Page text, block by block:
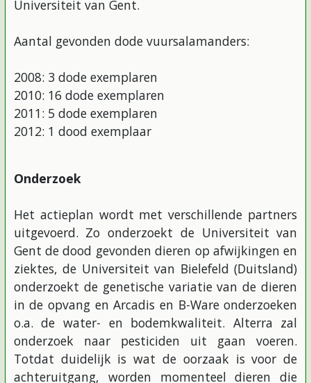
Universiteit van Gent.
Aantal gevonden dode vuursalamanders:
2008: 3 dode exemplaren
2010: 16 dode exemplaren
2011: 5 dode exemplaren
2012: 1 dood exemplaar
Onderzoek
Het actieplan wordt met verschillende partners
uitgevoerd. Zo onderzoekt de Universiteit van
Gent de dood gevonden dieren op afwijkingen en
ziektes, de Universiteit van Bielefeld (Duitsland)
onderzoekt de genetische variatie van de dieren
in de opvang en Arcadis en B-Ware onderzoeken
o.a. de water- en bodemkwaliteit. Alterra zal
onderzoek naar pesticiden uit gaan voeren.
Totdat duidelijk is wat de oorzaak is voor de
achteruitgang, worden momenteel dieren die